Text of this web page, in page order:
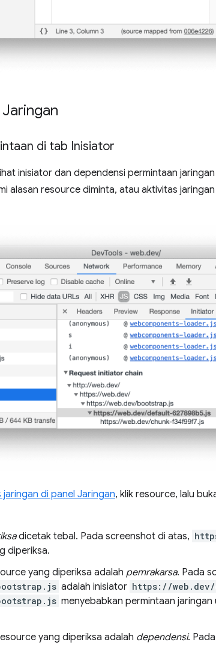
di tab Inisiator
inisiator dan dependensi permintaan
alasan resource diminta, atau aktivitas
di panel Jaringan, klik resource, lalu
dicetak tebal. Pada screenshot di atas,
diperiksa.
yang diperiksa adalah pemrakarsa. Pada
adalah inisiator https://
menyebabkan permintaan jaringan
yang diperiksa adalah dependensi.